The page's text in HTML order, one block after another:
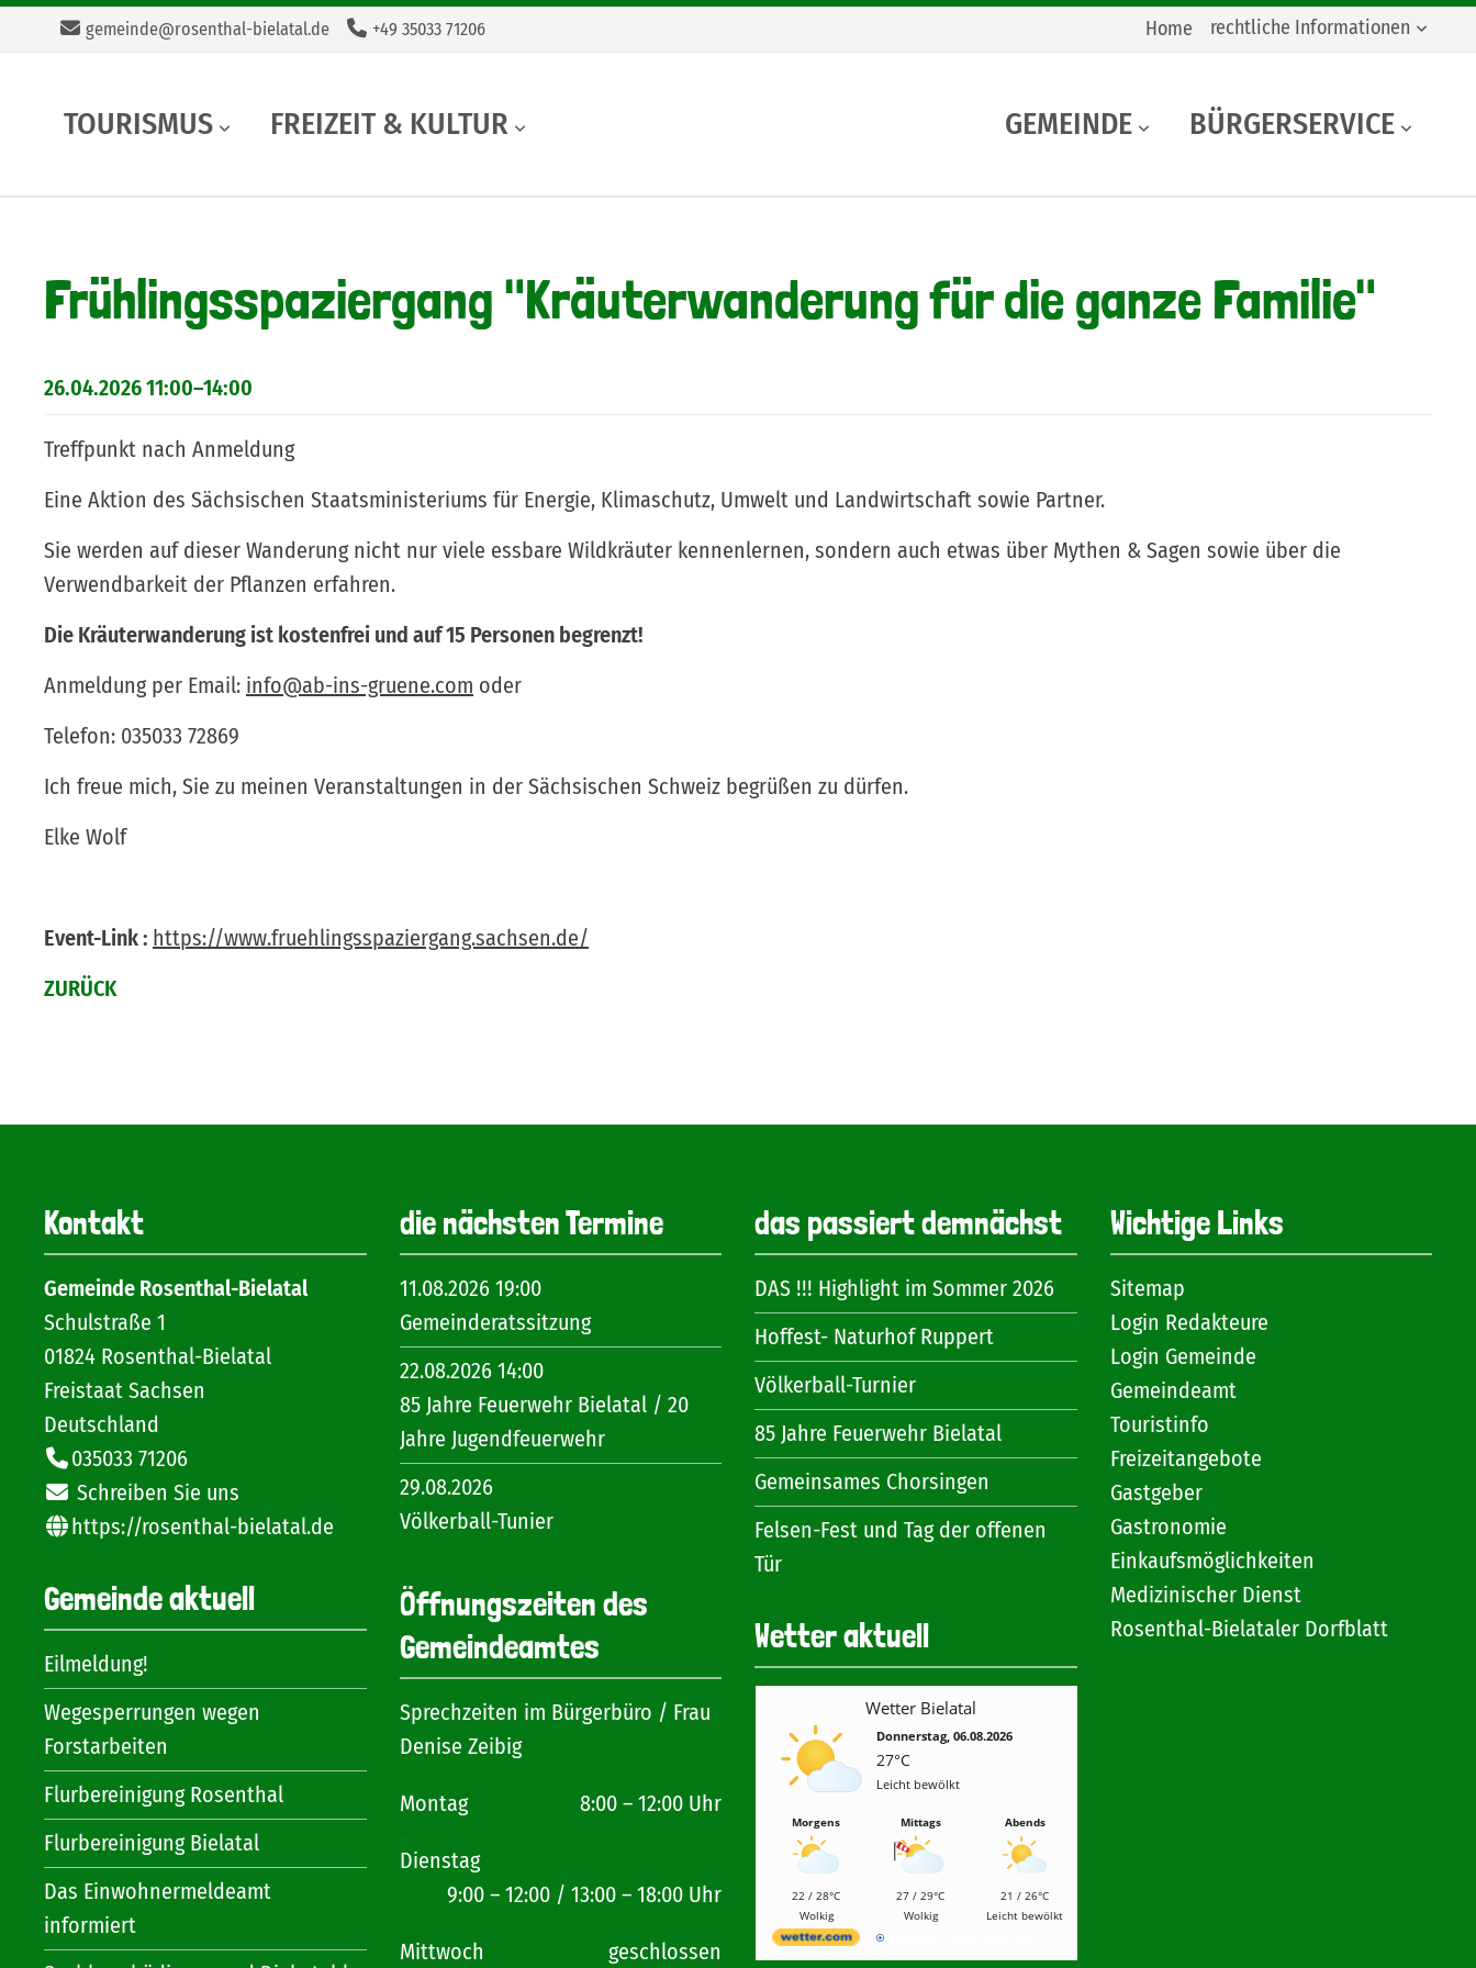
gemeinde@rosenthal-bielatal.de +49 35033 71206 Home rechtliche Informationen
TOURISMUS FREIZEIT & KULTUR GEMEINDE BÜRGERSERVICE
Frühlingsspaziergang "Kräuterwanderung für die ganze Familie"
26.04.2026 11:00–14:00
Treffpunkt nach Anmeldung
Eine Aktion des Sächsischen Staatsministeriums für Energie, Klimaschutz, Umwelt und Landwirtschaft sowie Partner.
Sie werden auf dieser Wanderung nicht nur viele essbare Wildkräuter kennenlernen, sondern auch etwas über Mythen & Sagen sowie über die
Verwendbarkeit der Pflanzen erfahren.
Die Kräuterwanderung ist kostenfrei und auf 15 Personen begrenzt!
Anmeldung per Email: info@ab-ins-gruene.com oder
Telefon: 035033 72869
Ich freue mich, Sie zu meinen Veranstaltungen in der Sächsischen Schweiz begrüßen zu dürfen.
Elke Wolf
Event-Link : https://www.fruehlingsspaziergang.sachsen.de/
ZURÜCK
Kontakt
Gemeinde Rosenthal-Bielatal
Schulstraße 1
01824 Rosenthal-Bielatal
Freistaat Sachsen
Deutschland
035033 71206
Schreiben Sie uns
https://rosenthal-bielatal.de
Gemeinde aktuell
Eilmeldung!
Wegesperrungen wegen
Forstarbeiten
Flurbereinigung Rosenthal
Flurbereinigung Bielatal
Das Einwohnermeldeamt
informiert
die nächsten Termine
11.08.2026 19:00
Gemeinderatssitzung
22.08.2026 14:00
85 Jahre Feuerwehr Bielatal / 20
Jahre Jugendfeuerwehr
29.08.2026
Völkerball-Tunier
Öffnungszeiten des
Gemeindeamtes
Sprechzeiten im Bürgerbüro / Frau
Denise Zeibig
Montag 8:00 – 12:00 Uhr
Dienstag
9:00 – 12:00 / 13:00 – 18:00 Uhr
Mittwoch geschlossen
das passiert demnächst
DAS !!! Highlight im Sommer 2026
Hoffest- Naturhof Ruppert
Völkerball-Turnier
85 Jahre Feuerwehr Bielatal
Gemeinsames Chorsingen
Felsen-Fest und Tag der offenen
Tür
Wetter aktuell
Wetter Bielatal
Donnerstag, 06.08.2026
27°C
Leicht bewölkt
Morgens
22 / 28°C
Wolkig
Mittags
27 / 29°C
Wolkig
Abends
21 / 26°C
Leicht bewölkt
Wichtige Links
Navigation
Sitemap
Login Redakteure
Login Gemeinde
Gemeindeamt
Touristinfo
Freizeitangebote
Gastgeber
Gastronomie
Einkaufsmöglichkeiten
Medizinischer Dienst
Rosenthal-Bielataler Dorfblatt